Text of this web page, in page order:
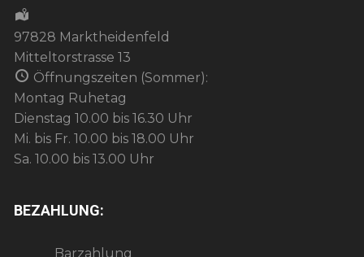
97828 Marktheidenfeld
Mitteltorstrasse 13
Öffnungszeiten (Sommer):
Montag Ruhetag
Dienstag 10.00 bis 16.30 Uhr
Mi. bis Fr. 10.00 bis 18.00 Uhr
Sa. 10.00 bis 13.00 Uhr
BEZAHLUNG:
Barzahlung